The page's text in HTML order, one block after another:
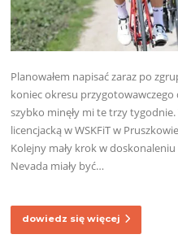
Planowałem napisać zaraz po
koniec okresu przygotowawczego
szybko minęły mi te trzy
licencjacką w WSKFiT w
Kolejny mały krok w
Nevada miały być…
dowiedz się więcej